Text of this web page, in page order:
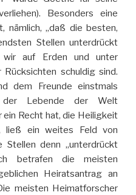
Besonders eine
nämlich, „daß die besten,
Stellen unterdrückt
auf Erden und unter
schuldig sind.
dem Freunde einstmals
der Lebende der Welt
Recht hat, die Heiligkeit
ließ ein weites Feld von
Stellen denn „unterdrückt
betrafen die meisten
Heiratsantrag an
meisten Heimatforscher